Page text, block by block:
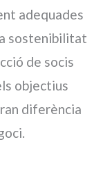
adequades
sostenibilitat
de socis
objectius
diferència